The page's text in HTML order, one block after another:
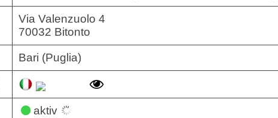
Via Valenzuolo 4
70032 Bitonto
Bari (Puglia)
aktiv